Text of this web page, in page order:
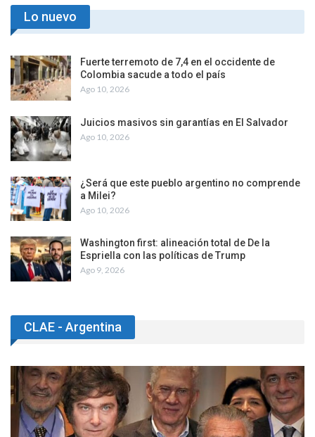
Lo nuevo
Fuerte terremoto de 7,4 en el occidente de
Colombia sacude a todo el país
Ago 10, 2026
Juicios masivos sin garantías en El Salvador
Ago 10, 2026
¿Será que este pueblo argentino no comprende
a Milei?
Ago 10, 2026
Washington first: alineación total de De la
Espriella con las políticas de Trump
Ago 9, 2026
CLAE - Argentina